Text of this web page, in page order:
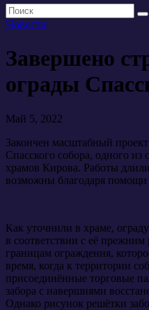
Новости
Завершено
ограды
Май 5, 2022
Закончен масштабный
Спасского собора, одного
храмов Кирова. Работы
возможны благодаря помощи
Как уточнили в храме,
в соответствии с её
границам ограждения,
время, когда к территории
присоединённые торговые
забора с навершиями
Однако рисунок решётки